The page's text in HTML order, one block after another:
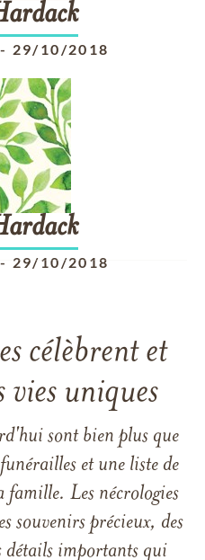
- 29/10/2018
- 29/10/2018
célèbrent et
vies uniques
sont bien plus que
et une liste de
famille. Les nécrologies
souvenirs précieux, des
détails importants qui